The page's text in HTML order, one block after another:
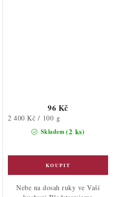
Skladem(2 ks)
96 Kč
Měrná
2 400 Kč / 100 g
Nebe na dosah ruky ve Vaší